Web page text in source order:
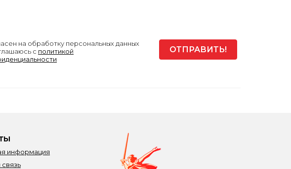
на обработку персональных данных
с политикой
информация